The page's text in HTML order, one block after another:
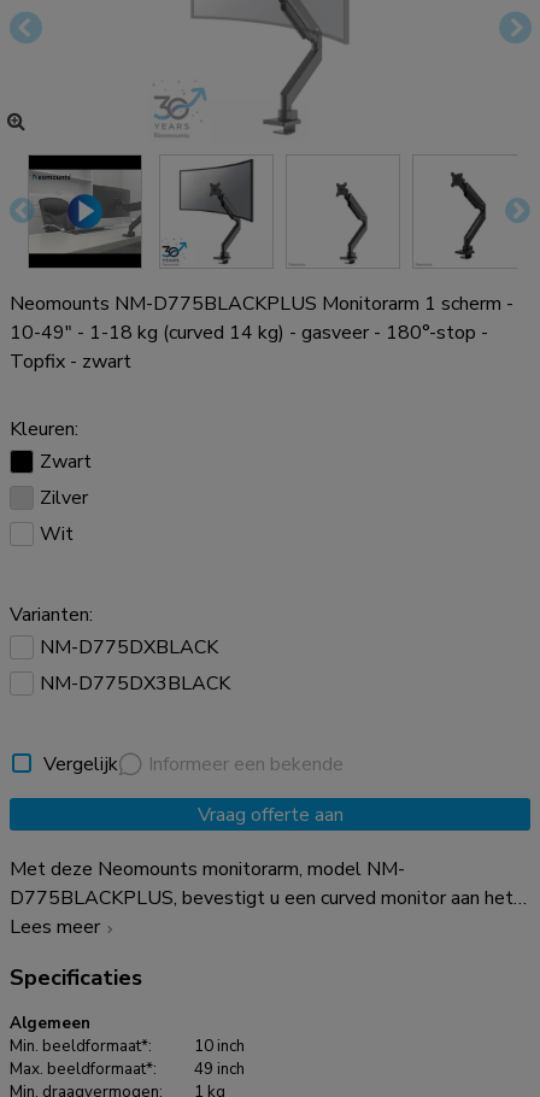
Neomounts NM-D775BLACKPLUS Monitorarm 1 scherm -
10-49" - 1-18 kg (curved 14 kg) - gasveer - 180°-stop -
Topfix - zwart
Kleuren:
Zwart
Zilver
Wit
Varianten:
NM-D775DXBLACK
NM-D775DX3BLACK
Vergelijk
Informeer een bekende
Vraag offerte aan
Met deze Neomounts monitorarm, model NM-
D775BLACKPLUS, bevestigt u een curved monitor aan het
bureau via een top-fix bureauklem of -doorvoer. De NM-
curved-monitors. Ze zijn voorzien van een verstevigde kop
voor curved- en ultrawide-schermen en kunnen een hogere
totale capaciteit tot 49" dragen en een maximaal gewicht
van 18 kg. Dankzij de unieke kantel- (180°), roteer- (360°)
Lees meer
Specificaties
Algemeen
Min. beeldformaat*:
10 inch
Max. beeldformaat*:
49 inch
Min. draagvermogen:
1 kg